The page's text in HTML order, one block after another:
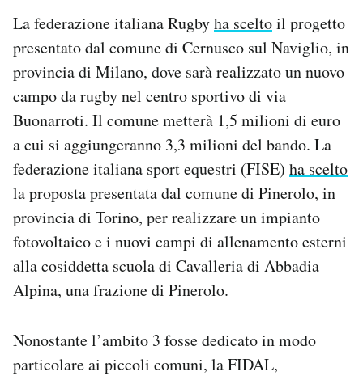
La federazione italiana Rugbyha sceltoil progetto
presentato dal comune di Cernusco sul Naviglio, in
provincia di Milano, dove sarà realizzato un nuovo
campo da rugby nel centro sportivo di via
Buonarroti. Il comune metterà 1,5 milioni di euro
a cui si aggiungeranno 3,3 milioni del bando. La
federazione italiana sport equestri (FISE) ha scelto
la proposta presentata dal comune di Pinerolo, in
provincia di Torino, per realizzare un impianto
fotovoltaico e i nuovi campi di allenamento esterni
alla cosiddetta scuola di Cavalleria di Abbadia
Alpina, una frazione di Pinerolo.
Nonostante l’ambito 3 fosse dedicato in modo
particolare ai piccoli comuni, la FIDAL,